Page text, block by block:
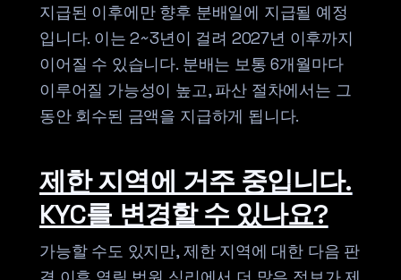
지급된 이후에만 향후 분배일에 지급될 예정
입니다. 이는 2~3년이 걸려 2027년 이후까지
이어질 수 있습니다. 분배는 보통 6개월마다
이루어질 가능성이 높고, 파산 절차에서는 그
동안 회수된 금액을 지급하게 됩니다.
제한 지역에 거주 중입니다.
KYC를 변경할 수 있나요?
가능할 수도 있지만, 제한 지역에 대한 다음 판